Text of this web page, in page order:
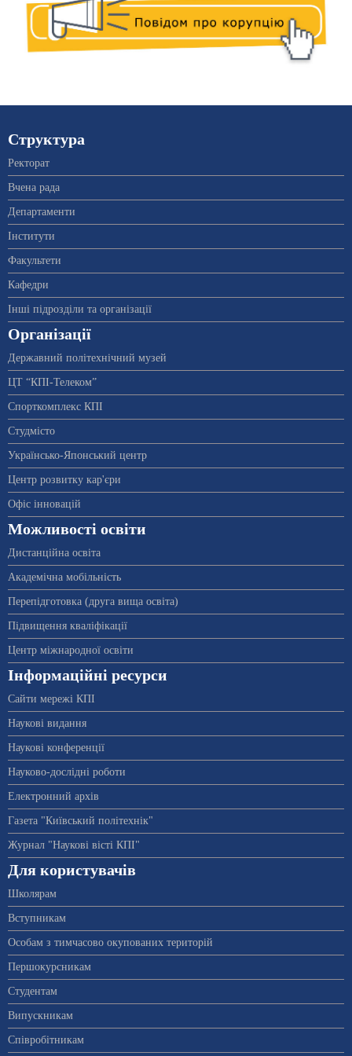
Структура
Ректорат
Вчена рада
Департаменти
Інститути
Факультети
Кафедри
Інші підрозділи та організації
Організації
Державний політехнічний музей
ЦТ “КПІ-Телеком”
Спорткомплекс КПІ
Студмісто
Українсько-Японський центр
Центр розвитку кар'єри
Офіс інновацій
Можливості освіти
Дистанційна освіта
Академічна мобільність
Перепідготовка (друга вища освіта)
Підвищення кваліфікації
Центр міжнародної освіти
Інформаційні ресурси
Сайти мережі КПІ
Наукові видання
Наукові конференції
Науково-дослідні роботи
Електронний архів
Газета "Київський політехнік"
Журнал "Наукові вісті КПІ"
Для користувачів
Школярам
Вступникам
Особам з тимчасово окупованих територій
Першокурсникам
Студентам
Випускникам
Співробітникам